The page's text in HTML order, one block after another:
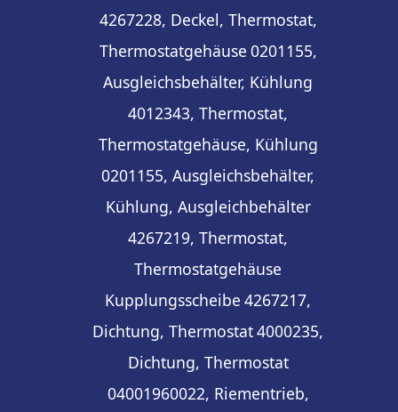
4267228, Deckel, Thermostat,
Thermostatgehäuse 0201155,
Ausgleichsbehälter, Kühlung
4012343, Thermostat,
Thermostatgehäuse, Kühlung
0201155, Ausgleichsbehälter,
Kühlung, Ausgleichbehälter
4267219, Thermostat,
Thermostatgehäuse
Kupplungsscheibe 4267217,
Dichtung, Thermostat4000235,
Dichtung, Thermostat
04001960022, Riementrieb,